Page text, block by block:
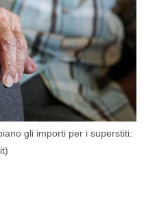
gli importi per i superstiti: